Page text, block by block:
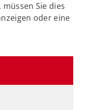
Sie dies
oder eine